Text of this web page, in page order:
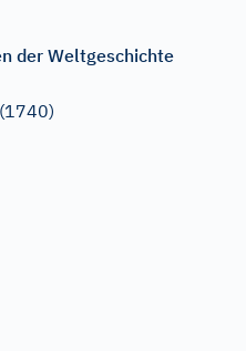
der Weltgeschichte